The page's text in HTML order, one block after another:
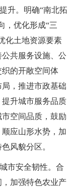
升。明确“南北拓
，优化形成“三
化土地资源要素
共服务设施、公
的开敞空间体
，推进市政基础
升城市服务品质
空间品质，鼓励
应山形水势，加
风貌分区。
市安全韧性。合
加强特色农业产